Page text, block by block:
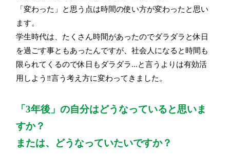
「変わった」と思う点は時間の使い方が変わったと思い
ます。
学生時代は、たくさん時間があったのでダラダラと休日
を過ごす事ともあったんですが、社会人になると時間も
限られてくるので休日もダラダラ...と言うよりは有効活
用しよう‼言う考え方に変わってきました。
「3年後」の自分はどうなっていると思いま
すか？
または、どうなっていたいですか？